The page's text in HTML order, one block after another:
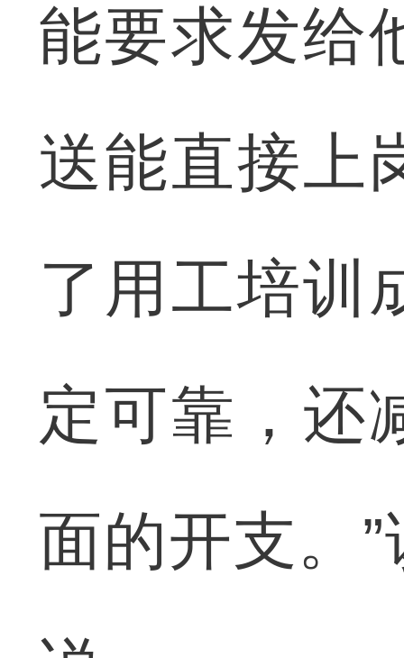
能要求发给
送能直接上
了用工培训
定可靠，还
面的开支。